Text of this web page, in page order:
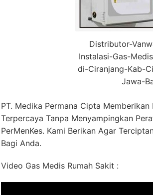
Distributor-
Instalasi-Gas-
di-Ciranjang-Kab-
Jawa-
PT. Medika Permana Cipta
Terpercaya Tanpa Menyampingkan
PerMenKes. Kami Berikan Agar
Bagi Anda.
Video Gas Medis Rumah Sakit :